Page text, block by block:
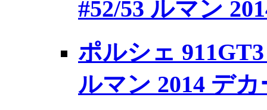
#52/53 ルマン
ポルシェ
ルマン 2014 デカ